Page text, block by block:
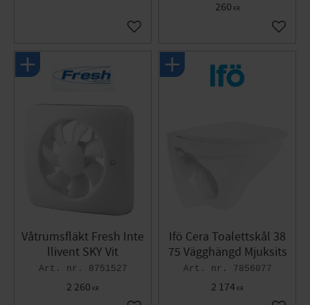
Lägg till i favoriter
260 KR
Lägg
Våtrumsfläkt Fresh Inte
llivent SKY Vit
8751527
2 260 KR
Ifö Cera Toalettskål 38
75 Vägghängd Mjuksits
7856077
2 174 KR